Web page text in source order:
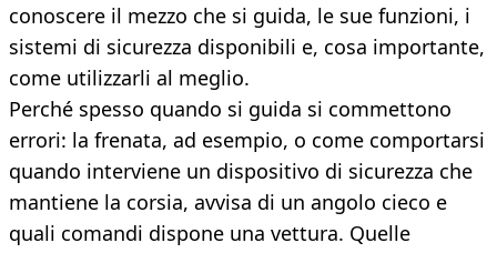
conoscere il mezzo che si guida, le sue funzioni, i
sistemi di sicurezza disponibili e, cosa importante,
come utilizzarli al meglio.
Perché spesso quando si guida si commettono
errori: la frenata, ad esempio, o come comportarsi
quando interviene un dispositivo di sicurezza che
mantiene la corsia, avvisa di un angolo cieco e
quali comandi dispone una vettura. Quelle